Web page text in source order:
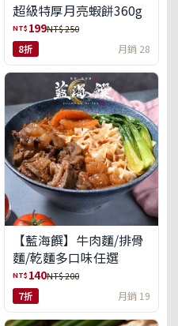
超級特厚月亮蝦餅360g
NT$ 199NT$ 250
8折 月銷 28
【藍海饌】牛肉麵/排骨
麵/乾麵多口味任選
NT$ 140NT$ 200
7折 月銷 19